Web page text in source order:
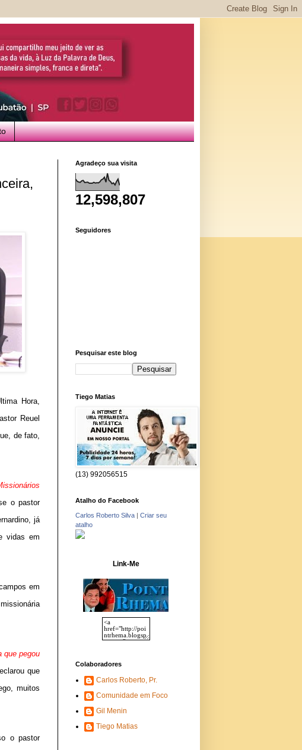
Hora,
Reuel
de fato,
o pastor
já
vidas em
em
que pegou
que
muitos
o pastor
Agradeço sua visita
12,598,807
Seguidores
Pesquisar este blog
Tiego Matias
(13) 992056515
Atalho do Facebook
Carlos Roberto Silva | Criar seu
atalho
Link-Me
Colaboradores
Carlos Roberto, Pr.
Comunidade em Foco
Gil Menin
Tiego Matias